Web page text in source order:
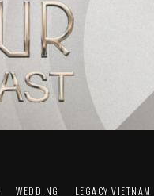
WEDDING LEGACY VIETNAM